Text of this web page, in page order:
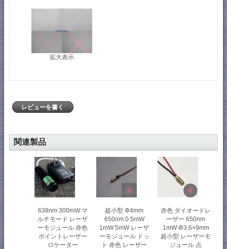
拡大表示
レビューを書く
関連製品
638nm 300mW マ
ルチモード レーザ
ーモジュール 赤色
ポイントレーザー
ロケーター
超小型 Φ4mm
650nm 0.5mW
1mW 5mW レーザ
ーモジュール ドッ
ト 赤色 レーザー
赤色 ダイオードレ
ーザー 650nm
1mW Φ3.6×9mm
超小型 レーザーモ
ジュール 点